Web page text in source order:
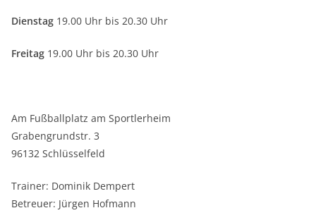
Dienstag 19.00 Uhr bis 20.30 Uhr
Freitag 19.00 Uhr bis 20.30 Uhr
Am Fußballplatz am Sportlerheim
Grabengrundstr. 3
96132 Schlüsselfeld
Trainer: Dominik Dempert
Betreuer: Jürgen Hofmann